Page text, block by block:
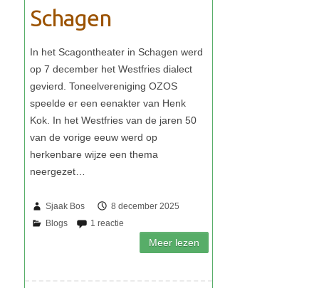
Schagen
Sjaak Bos 8 december 2025